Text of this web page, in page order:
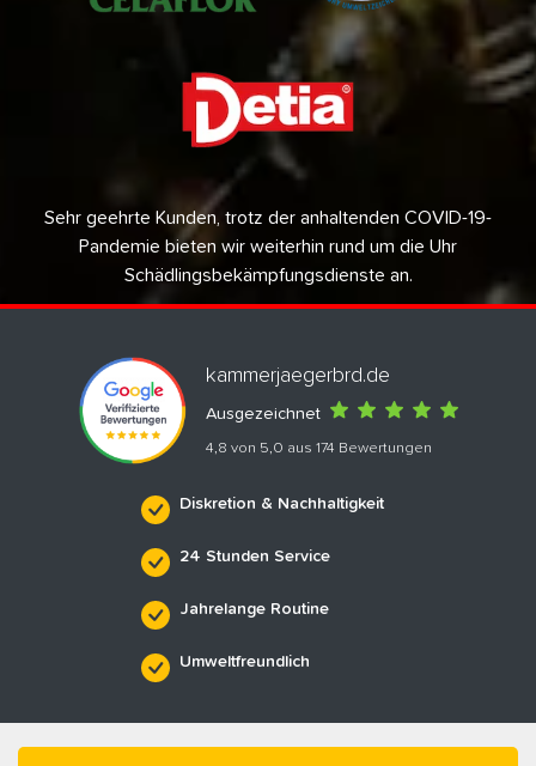
Sehr geehrte Kunden, trotz der anhaltenden COVID-19-
Pandemie bieten wir weiterhin rund um die Uhr
Schädlingsbekämpfungsdienste an.
kammerjaegerbrd.de
Ausgezeichnet
4,8 von 5,0 aus 174 Bewertungen
Diskretion & Nachhaltigkeit
24 Stunden Service
Jahrelange Routine
Umweltfreundlich